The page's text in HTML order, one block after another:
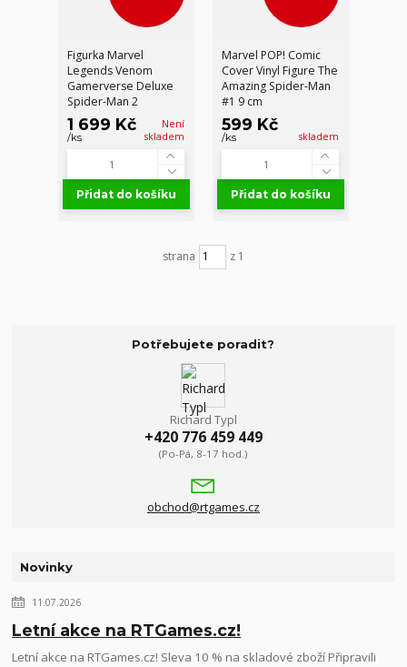
Figurka Marvel
Legends Venom
Gamerverse Deluxe
Spider-Man 2
1 699 Kč
/ks
Není
skladem
Přidat do košíku
Marvel POP! Comic
Cover Vinyl Figure The
Amazing Spider-Man
#1 9 cm
599 Kč
/ks skladem
Přidat do košíku
strana z 1
Potřebujete poradit?
Richard Typl
+420 776 459 449
(Po-Pá, 8-17 hod.)
obchod@rtgames.cz
Novinky
11.07.2026
Letní akce na RTGames.cz!
Letní akce na RTGames.cz! Sleva 10 % na skladové zboží Připravili